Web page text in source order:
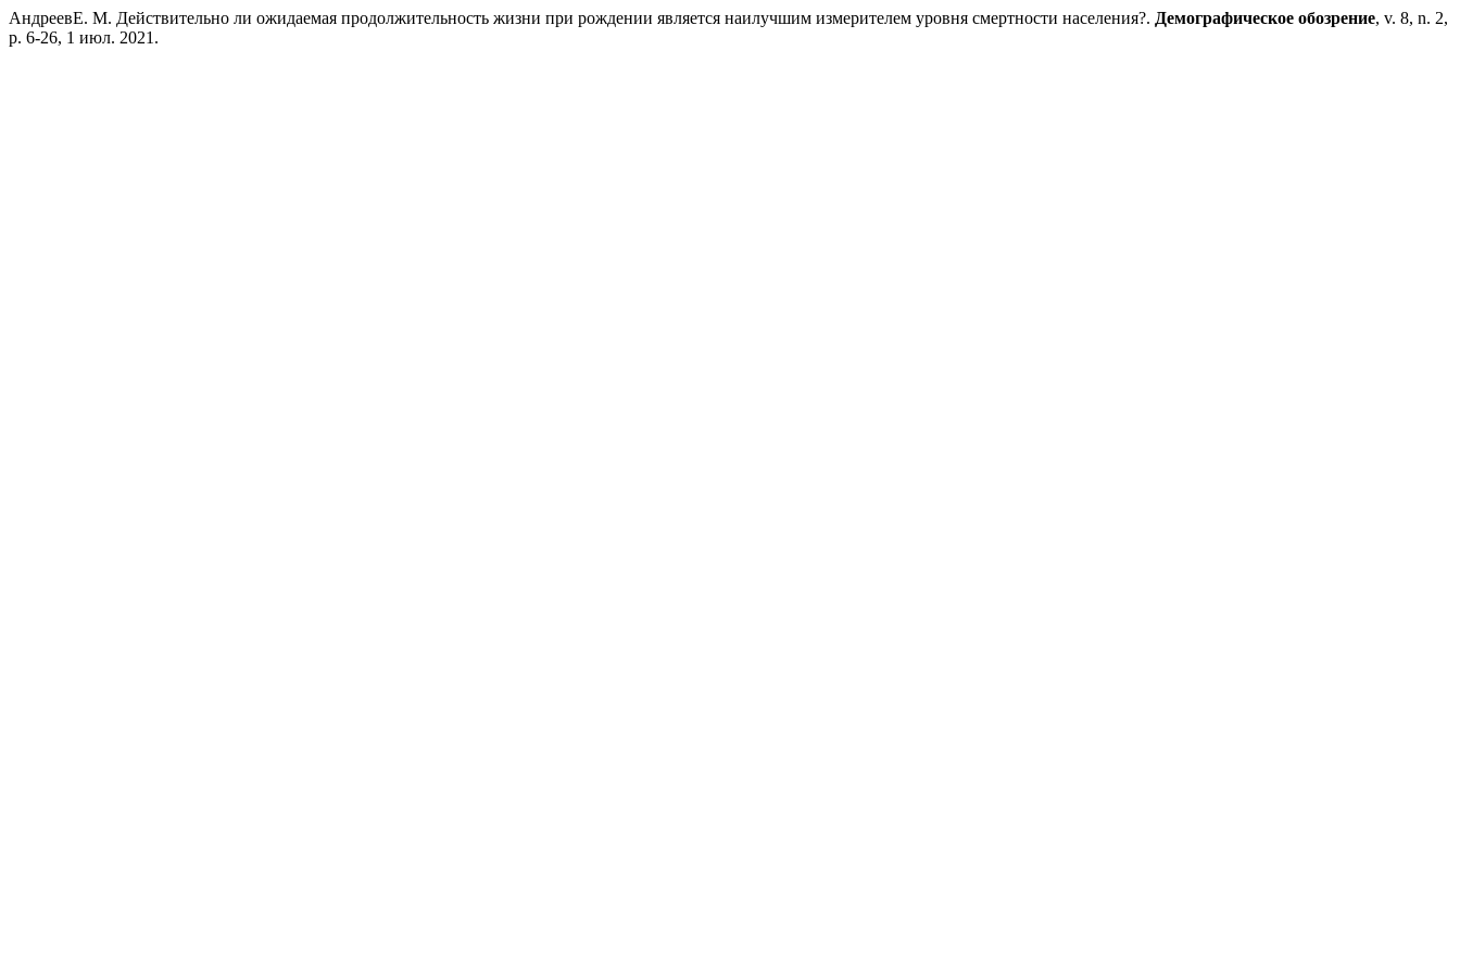
АндреевЕ. М. Действительно ли ожидаемая продолжительность жизни при рождении является наилучшим измерителем уровня смертности населения?. Демографическое обозрение, v. 8, n. 2,
p. 6-26, 1 июл. 2021.